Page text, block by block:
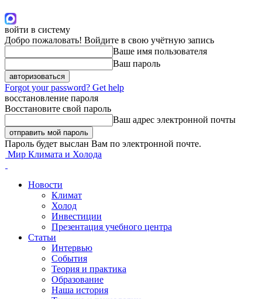
войти в систему
Добро пожаловать! Войдите в свою учётную запись
Ваше имя пользователя
Ваш пароль
Forgot your password? Get help
восстановление пароля
Восстановите свой пароль
Ваш адрес электронной почты
Пароль будет выслан Вам по электронной почте.
Мир Климата и Холода
Новости
Климат
Холод
Инвестиции
Презентация учебного центра
Статьи
Интервью
События
Теория и практика
Образование
Наша история